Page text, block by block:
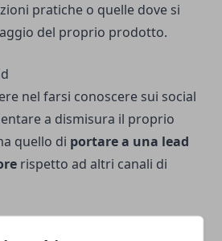
pratiche o quelle dove si
del proprio prodotto.
nel farsi conoscere sui social
a dismisura il proprio
quello di portare a una lead
rispetto ad altri canali di